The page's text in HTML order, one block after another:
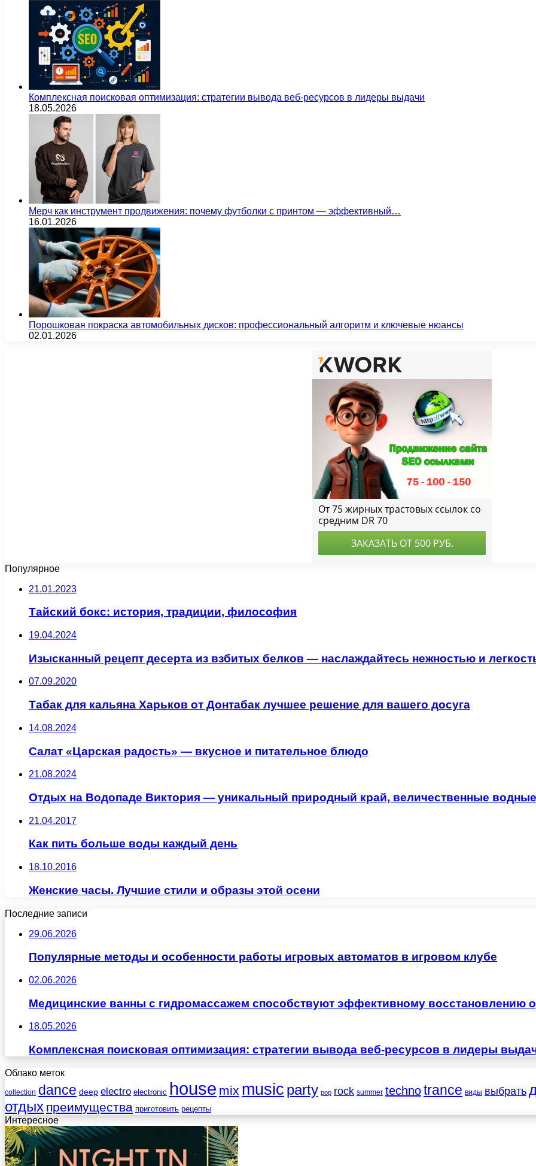
Комплексная поисковая оптимизация: стратегии вывода веб-ресурсов в лидеры выдачи
18.05.2026
Мерч как инструмент продвижения: почему футболки с принтом — эффективный…
16.01.2026
Порошковая покраска автомобильных дисков: профессиональный алгоритм и ключевые нюансы
02.01.2026
Популярное
21.01.2023
Тайский бокс: история, традиции, философия
19.04.2024
Изысканный рецепт десерта из взбитых белков — наслаждайтесь нежностью и
07.09.2020
Табак для кальяна Харьков от Донтабак лучшее решение для вашего досуга
14.08.2024
Салат «Царская радость» — вкусное и питательное блюдо
21.08.2024
Отдых на Водопаде Виктория — уникальный природный край, величественные
21.04.2017
Как пить больше воды каждый день
18.10.2016
Женские часы. Лучшие стили и образы этой осени
Последние записи
29.06.2026
Популярные методы и особенности работы игровых автоматов в игровом клубе
02.06.2026
Медицинские ванны с гидромассажем способствуют эффективному восстановлению
18.05.2026
Комплексная поисковая оптимизация: стратегии вывода веб-ресурсов в лидеры
Облако меток
collection dance deep electro electronic house mix music party pop rock summer technotrance виды выбрать
отдых преимущества приготовить рецепты
Интересное